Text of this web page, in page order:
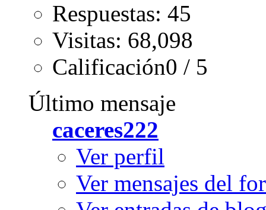
Respuestas: 45
Visitas: 68,098
Calificación0 / 5
Último mensaje
caceres222
Ver perfil
Ver mensajes del